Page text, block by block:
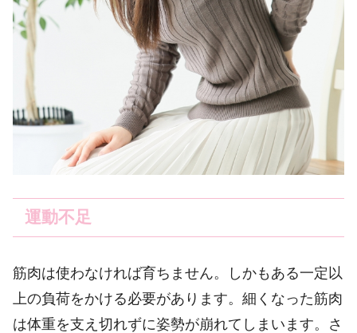
運動不足
筋肉は使わなければ育ちません。しかもある一定以
上の負荷をかける必要があります。細くなった筋肉
は体重を支え切れずに姿勢が崩れてしまいます。さ